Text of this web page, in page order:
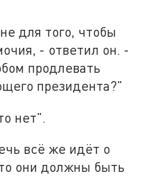
для того, чтобы
- ответил он. -
продлевать
президента?"
нет".
всё же идёт о
они должны быть